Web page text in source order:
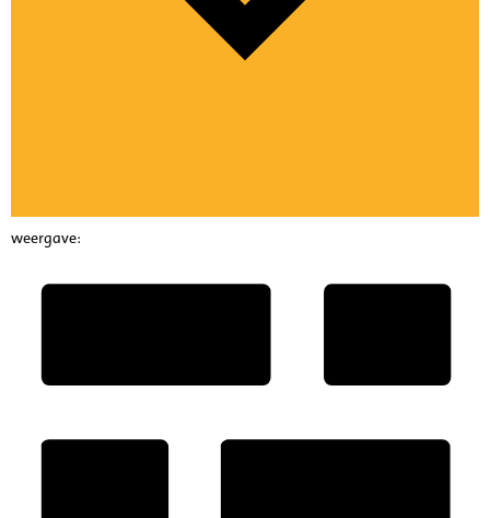
weergave: